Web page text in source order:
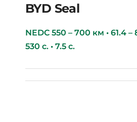
BYD Seal
NEDC 550 – 700 км • 61.4 –
530 с. • 7.5 с.